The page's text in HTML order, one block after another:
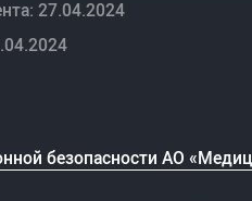
27.04.2024
безопасности АО